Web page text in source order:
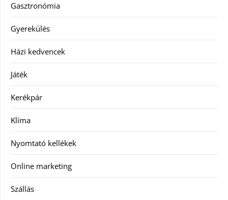
Gasztronómia
Gyerekülés
Házi kedvencek
Játék
Kerékpár
Klíma
Nyomtató kellékek
Online marketing
Szállás